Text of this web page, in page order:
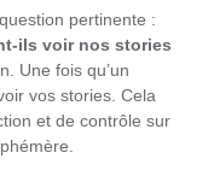
pertinente :
ils voir nos stories
Une fois qu’un
vos stories. Cela
et de contrôle sur